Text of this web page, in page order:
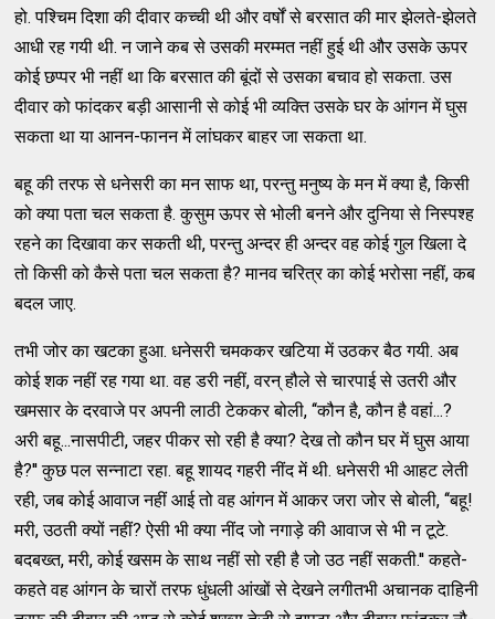
हो. पश्‍चिम दिशा की दीवार कच्‍ची थी और वर्षों से बरसात की मार झेलते-झेलते
आधी रह गयी थी. न जाने कब से उसकी मरम्‍मत नहीं हुई थी और उसके ऊपर
कोई छप्‍पर भी नहीं था कि बरसात की बूंदों से उसका बचाव हो सकता. उस
दीवार को फांदकर बड़ी आसानी से कोई भी व्‍यक्‍ति उसके घर के आंगन में घुस
सकता था या आनन-फानन में लांघकर बाहर जा सकता था.
बहू की तरफ से धनेसरी का मन साफ था, परन्‍तु मनुष्‍य के मन में क्‍या है, किसी
को क्‍या पता चल सकता है. कुसुम ऊपर से भोली बनने और दुनिया से निस्‍पश्‍ह
रहने का दिखावा कर सकती थी, परन्‍तु अन्‍दर ही अन्‍दर वह कोई गुल खिला दे
तो किसी को कैसे पता चल सकता है? मानव चरित्र का कोई भरोसा नहीं, कब
बदल जाए.
तभी जोर का खटका हुआ. धनेसरी चमककर खटिया में उठकर बैठ गयी. अब
कोई शक नहीं रह गया था. वह डरी नहीं, वरन्‌ हौले से चारपाई से उतरी और
खमसार के दरवाजे पर अपनी लाठी टेककर बोली, ‘‘कौन है, कौन है वहां...?
अरी बहू...नासपीटी, जहर पीकर सो रही है क्‍या? देख तो कौन घर में घुस आया
है?'' कुछ पल सन्‍नाटा रहा. बहू शायद गहरी नींद में थी. धनेसरी भी आहट लेती
रही, जब कोई आवाज नहीं आई तो वह आंगन में आकर जरा जोर से बोली, ‘‘बहू!
मरी, उठती क्‍यों नहीं? ऐसी भी क्‍या नींद जो नगाड़े की आवाज से भी न टूटे.
बदबख्‍त, मरी, कोई खसम के साथ नहीं सो रही है जो उठ नहीं सकती.'' कहते-
कहते वह आंगन के चारों तरफ धुंधली आंखों से देखने लगीतभी अचानक दाहिनी